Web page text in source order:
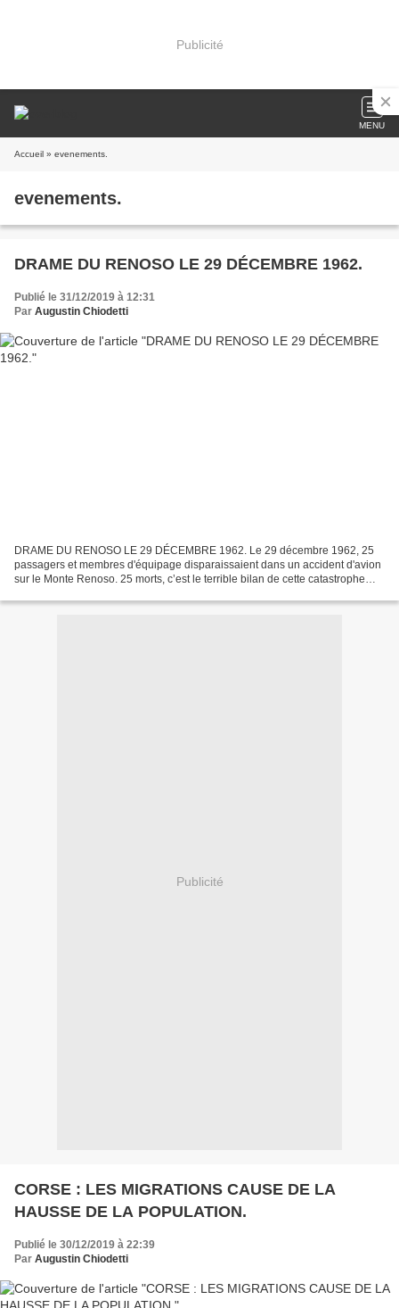
Publicité
MENU
Accueil » evenements.
evenements.
DRAME DU RENOSO LE 29 DÉCEMBRE 1962.
Publié le 31/12/2019 à 12:31
Par Augustin Chiodetti
DRAME DU RENOSO LE 29 DÉCEMBRE 1962. Le 29 décembre 1962, 25
passagers et membres d'équipage disparaissaient dans un accident d'avion
sur le Monte Renoso. 25 morts, c’est le terrible bilan de cette catastrophe
Publicité
CORSE : LES MIGRATIONS CAUSE DE LA
HAUSSE DE LA POPULATION.
Publié le 30/12/2019 à 22:39
Par Augustin Chiodetti